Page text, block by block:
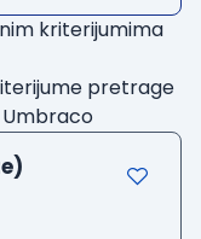
kriterijumima
pretrage
Umbraco